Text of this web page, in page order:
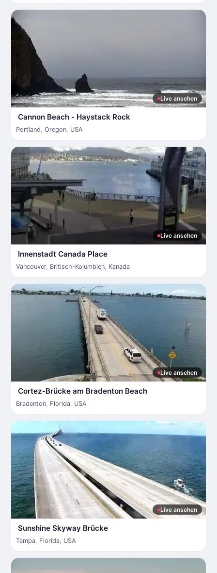
Live ansehen
Cannon Beach - Haystack Rock
Portland, Oregon, USA
Live ansehen
Innenstadt Canada Place
Vancouver, Britisch-Kolumbien, Kanada
Live ansehen
Cortez-Brücke am Bradenton Beach
Bradenton, Florida, USA
Live ansehen
Sunshine Skyway Brücke
Tampa, Florida, USA